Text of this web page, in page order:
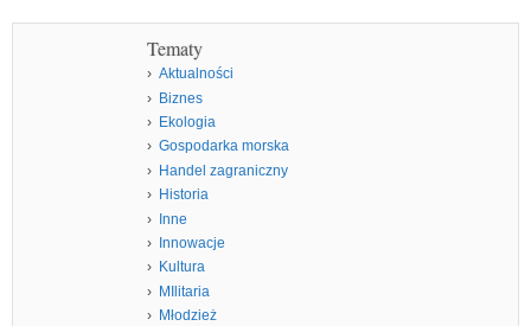
Tematy
Aktualności
Biznes
Ekologia
Gospodarka morska
Handel zagraniczny
Historia
Inne
Innowacje
Kultura
MIlitaria
Młodzież